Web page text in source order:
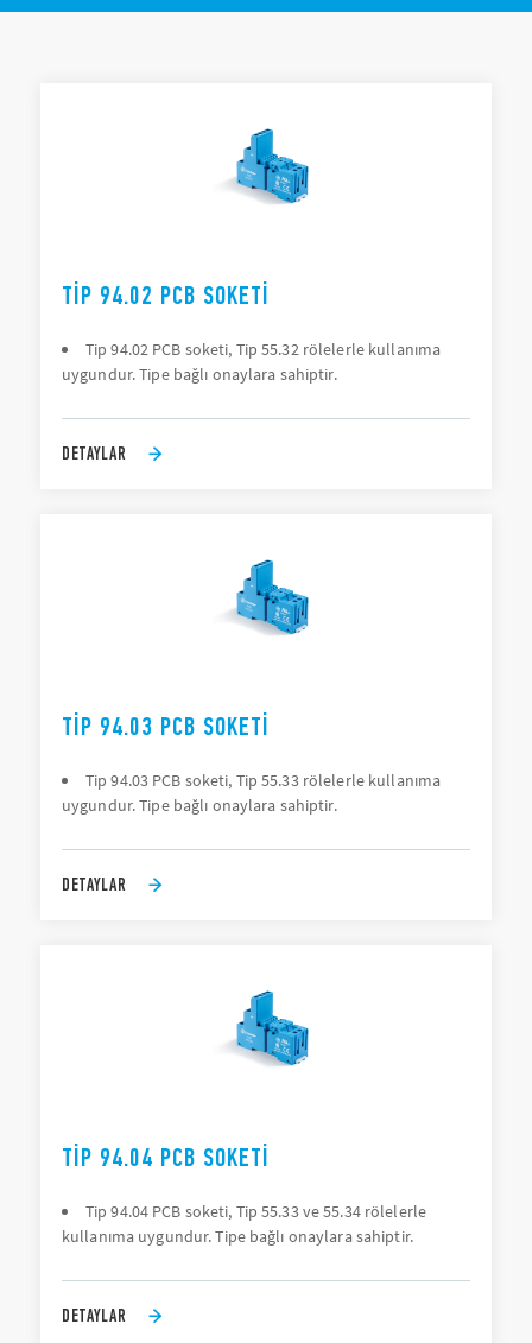
TIP 94.02 PCB SOKETI
Tip 94.02 PCB soketi, Tip 55.32 rölelerle kullanıma
uygundur. Tipe bağlı onaylara sahiptir.
DETAYLAR
TIP 94.03 PCB SOKETI
Tip 94.03 PCB soketi, Tip 55.33 rölelerle kullanıma
uygundur. Tipe bağlı onaylara sahiptir.
DETAYLAR
TIP 94.04 PCB SOKETI
Tip 94.04 PCB soketi, Tip 55.33 ve 55.34 rölelerle
kullanıma uygundur. Tipe bağlı onaylara sahiptir.
DETAYLAR